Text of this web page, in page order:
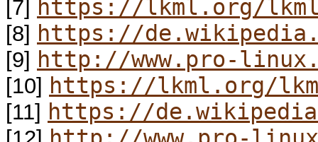
[7] https://lkml.org/
[8] https://
[9] http://www.pro-
[10] https://lkml.org/
[11] https://